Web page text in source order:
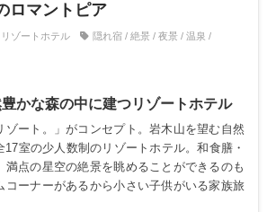
ロマントピア
リゾートホテル 隠れ宿 / 絶景 / 夜景 / 温泉 /
かな森の中に建つリゾートホテル
ゾート。」がコンセプト。岩木山を望む自然
室の少人数制のリゾートホテル。和食膳・
満点の星空の絶景を眺めることができるのも
コーナーがあるから小さい子供がいる家族旅